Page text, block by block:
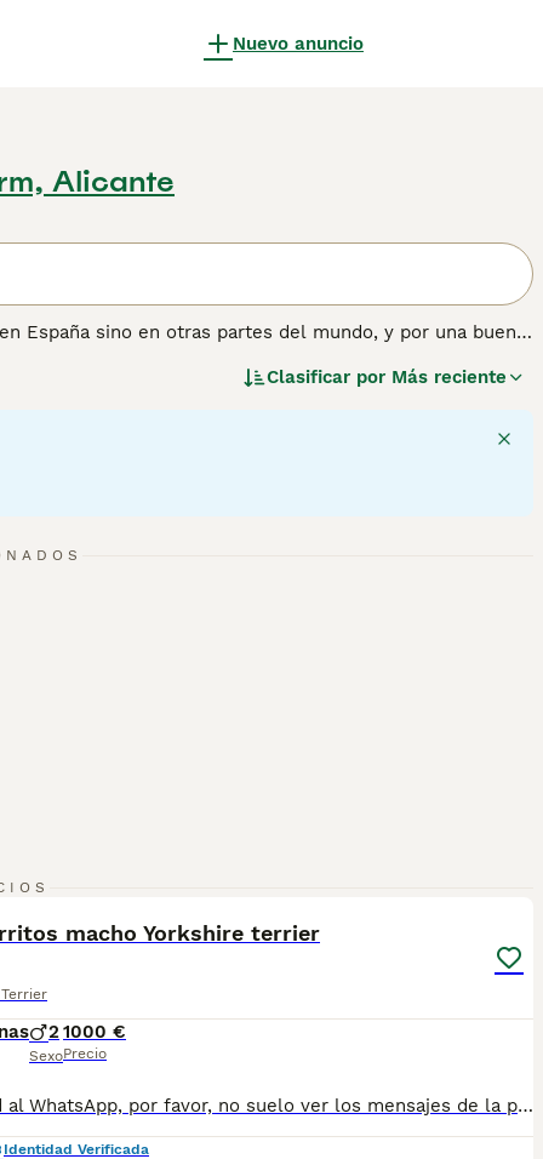
Nuevo anuncio
Alicante
España sino en otras partes del mundo, y por una buena
es pequeño de estatura y tiene un hermoso pelaje
Clasificar por Más reciente
macho Yorkshire terrier
2
Sexo
1000 €
Precio
Escribid al WhatsApp, por favor, no suelo ver los mensajes de la plataforma, dadle a mostrar telefono, por favor. Atiendo WhatsApp al 697696207. Cachorritos Yorkshire criados en libertad, muy juguetones y simpáticos. Se entrgan desparasitados, vacunados, con chip, cartilla sanitaria y contrato de garantía.
Identidad Verificada